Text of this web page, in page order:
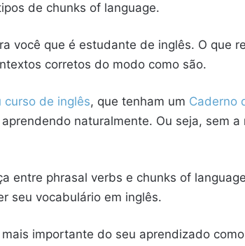
de chunks of language.
você que é estudante de inglês. O que
corretos do modo como são.
curso de inglês, que tenham um Caderno
naturalmente. Ou seja, sem
entre phrasal verbs e chunks of
seu vocabulário em inglês.
importante do seu aprendizado